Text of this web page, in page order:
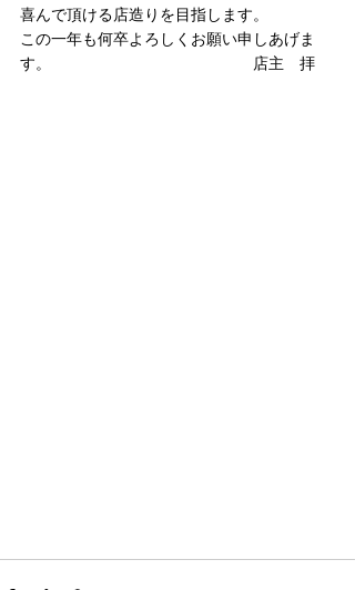
喜んで頂ける店造りを目指します。
この一年も何卒よろしくお願い申しあげま
す。　　　　　　　　　　　　　店主　拝